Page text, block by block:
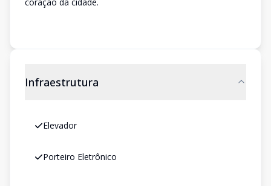
Infraestrutura
Elevador
Porteiro Eletrônico